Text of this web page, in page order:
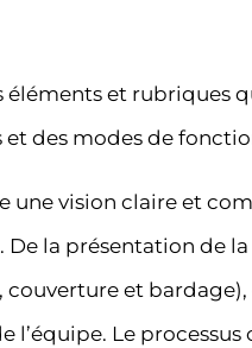
et rubriques
des modes de
une vision claire et
la présentation de
et
l’équipe. Le